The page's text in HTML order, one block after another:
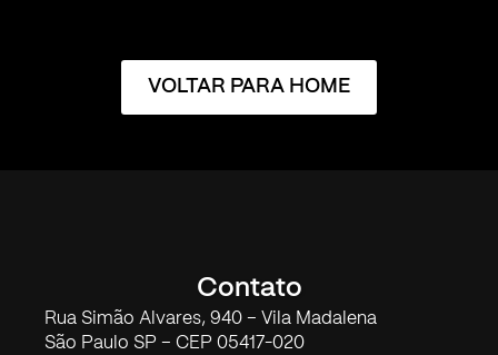
VOLTAR PARA HOME
Contato
Rua Simão Alvares, 940 – Vila Madalena
São Paulo SP – CEP 05417-020